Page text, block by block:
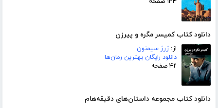
دانلود کتاب کمیسر مگره و پیرزن
از:ژرژ سیمنون
دانلود رایگان بهترین رمان‌ها
۴۲ صفحه
دانلود کتاب مجموعه داستان‌های دقیقه‌هام